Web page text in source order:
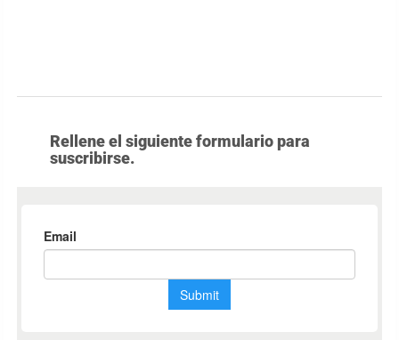
Rellene el siguiente formulario para
suscribirse.